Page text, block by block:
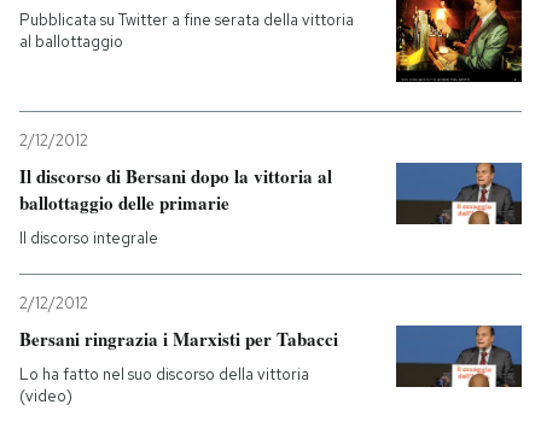
Pubblicata su Twitter a fine serata della vittoria
al ballottaggio
2/12/2012
Il discorso di Bersani dopo la vittoria al
ballottaggio delle primarie
Il discorso integrale
2/12/2012
Bersani ringrazia i Marxisti per Tabacci
Lo ha fatto nel suo discorso della vittoria
(video)